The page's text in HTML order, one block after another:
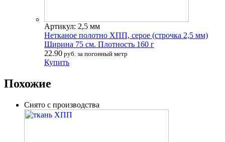
Артикул: 2,5 мм
Нетканое полотно ХПП, серое (строчка 2,5 мм)
Ширина 75 см. Плотность 160 г
22.90 руб. за погонный метр
Купить
Похожие
Снято с производства